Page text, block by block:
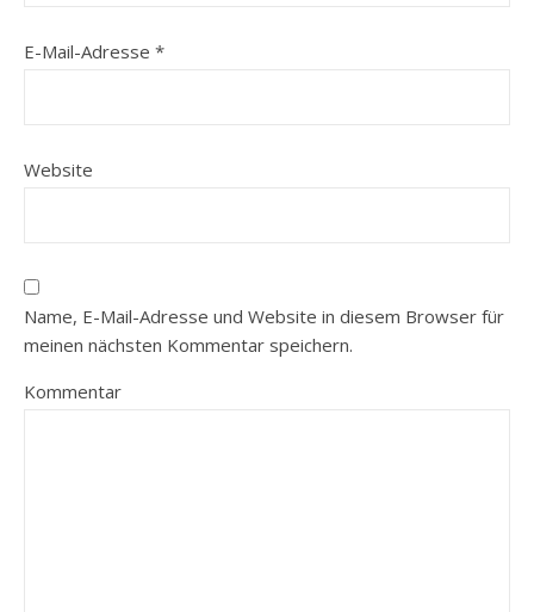
E-Mail-Adresse *
Website
Name, E-Mail-Adresse und Website in diesem Browser für
meinen nächsten Kommentar speichern.
Kommentar